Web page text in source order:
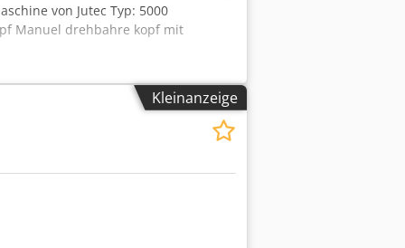
von Jutec Typ: 5000
Manuel drehbahre kopf mit
Kleinanzeige